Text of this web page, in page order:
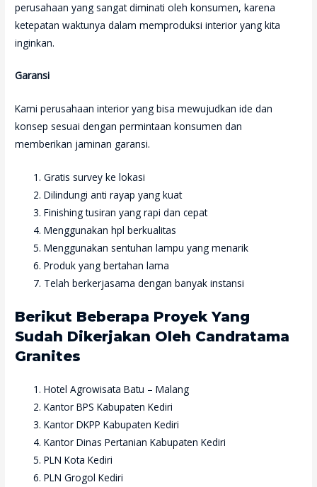
perusahaan yang sangat diminati oleh konsumen, karena
ketepatan waktunya dalam memproduksi interior yang kita
inginkan.
Garansi
Kami perusahaan interior yang bisa mewujudkan ide dan
konsep sesuai dengan permintaan konsumen dan
memberikan jaminan garansi.
Gratis survey ke lokasi
Dilindungi anti rayap yang kuat
Finishing tusiran yang rapi dan cepat
Menggunakan hpl berkualitas
Menggunakan sentuhan lampu yang menarik
Produk yang bertahan lama
Telah berkerjasama dengan banyak instansi
Berikut Beberapa Proyek Yang
Sudah Dikerjakan Oleh Candratama
Granites
Hotel Agrowisata Batu – Malang
Kantor BPS Kabupaten Kediri
Kantor DKPP Kabupaten Kediri
Kantor Dinas Pertanian Kabupaten Kediri
PLN Kota Kediri
PLN Grogol Kediri